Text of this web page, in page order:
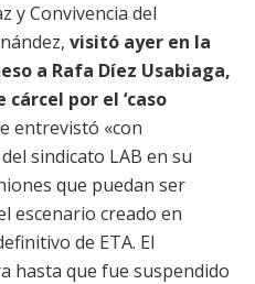
y Convivencia del
visitó ayer en la
a Rafa Díez Usabiaga,
cárcel por el ‘caso
entrevistó «con
sindicato LAB en su
que puedan ser
escenario creado en
de ETA. El
hasta que fue suspendido